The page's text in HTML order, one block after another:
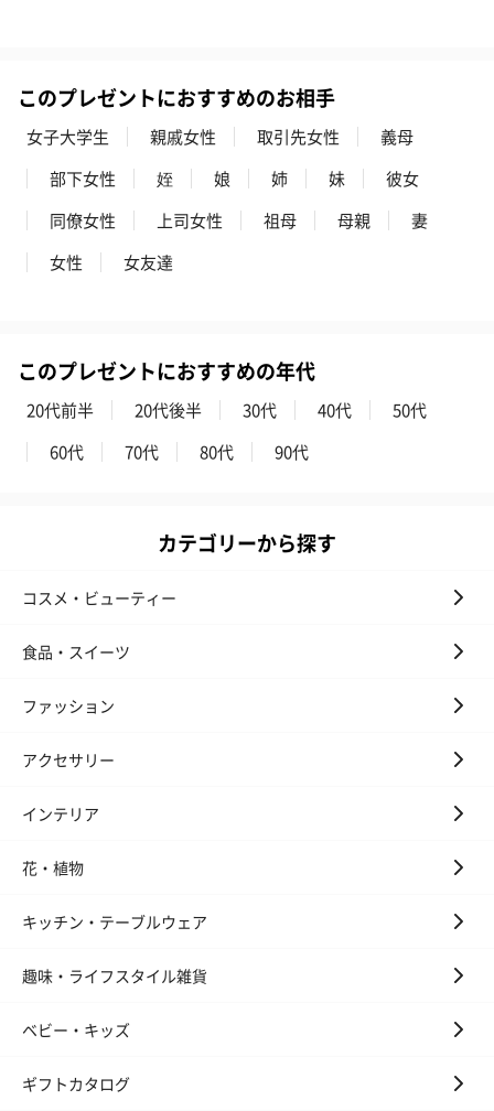
ハンドタオル・ハンカチ
ハンドタオル・ハンカチを同梱してお届けいたします。ギフトへ
花束ハンドタオル（ピ
ンク）（1,760円）
花束ハンドタオル（ブ
ルー）（1,760円）
ワイト）（
キャンドル・お香を同梱してお届けいたします。
フラッグカプセル：イ
（END）（880円）
ショートイン
（880円）
お酒
※20歳未満の方への酒類の販売はいたしません。
このプレゼントにおすすめのお相手
女子大学生 親戚女性 取引先女性
義母
部下女性
姪 娘 姉 妹
彼女
同僚女性
上司女性 祖母 母親
妻
女性
女友達
このプレゼントにおすすめの年代
20代前半 20代後半 30代 40代
50代
60代
70代 80代 90代
カテゴリーから探す
コスメ・ビューティー
食品・スイーツ
ファッション
アクセサリー
インテリア
花・植物
キッチン・テーブルウェア
趣味・ライフスタイル雑貨
ベビー・キッズ
ギフトカタログ